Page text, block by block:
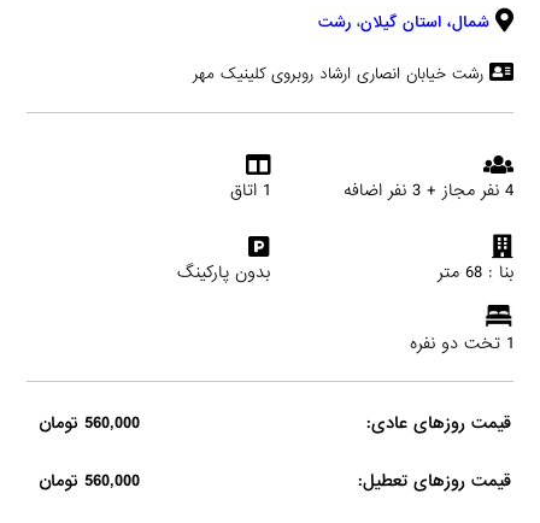
شمال، استان گیلان، رشت
رشت خیابان انصاری ارشاد روبروی کلینیک مهر
4 نفر مجاز + 3 نفر اضافه 1 اتاق
بنا : 68 متر بدون پارکینگ
1 تخت دو نفره
قیمت روزهای عادی: 560,000 تومان
قیمت روزهای تعطیل: 560,000 تومان